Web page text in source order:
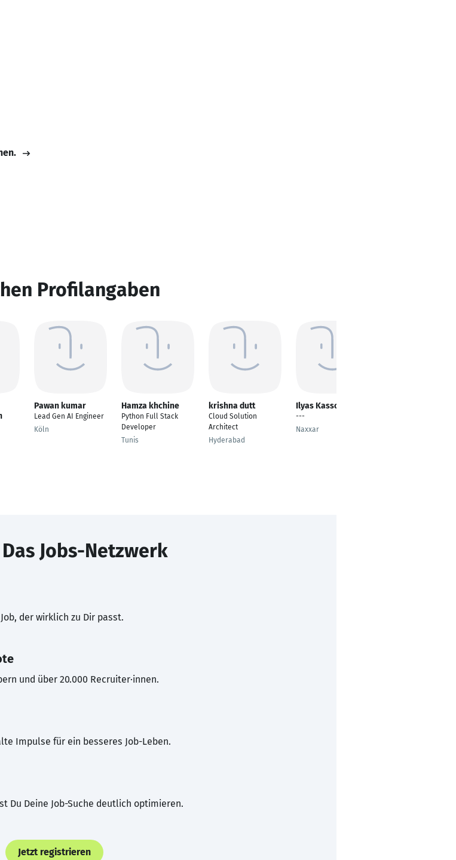
Profilangaben
Pawan kumar
Lead Gen AI Engineer
Köln
Hamza khchine
Python Full Stack
Developer
Tunis
krishna dutt
Cloud Solution
Architect
Hyderabad
Ilyas Kassou
---
Naxxar
Das Jobs-Netzwerk
der wirklich zu Dir passt.
und über 20.000 Recruiter·innen.
Impulse für ein besseres Job-Leben.
Du Deine Job-Suche deutlich optimieren.
Jetzt registrieren